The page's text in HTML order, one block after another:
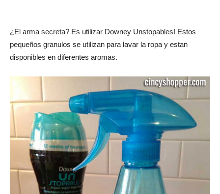
¿El arma secreta? Es utilizar Downey Unstopables! Estos
pequeños granulos se utilizan para lavar la ropa y estan
disponibles en diferentes aromas.